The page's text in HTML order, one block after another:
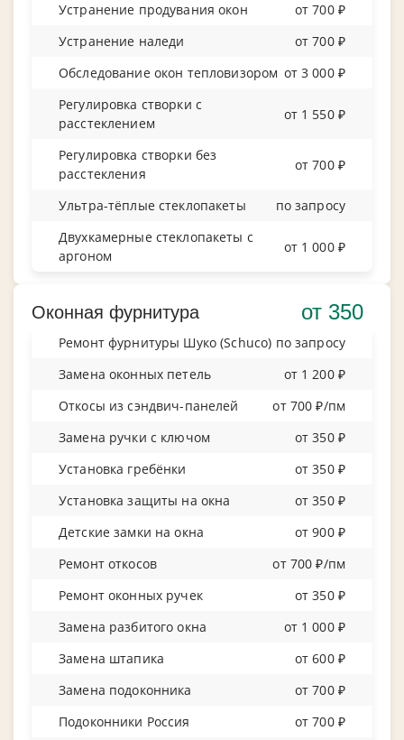
Устранение продувания окон
от 700 ₽
Устранение наледи
от 700 ₽
Обследование окон тепловизором от 3 000 ₽
Регулировка створки с
расстеклением
от 1 550 ₽
Регулировка створки без
расстекления
от 700 ₽
Ультра-тёплые стеклопакеты
по запросу
Двухкамерные стеклопакеты с
аргоном
от 1 000 ₽
Оконная фурнитура от 350
Ремонт фурнитуры Шуко (Schuco) по запросу
Замена оконных петель
от 1 200 ₽
Откосы из сэндвич-панелей
от 700 ₽/пм
Замена ручки с ключом
от 350 ₽
Установка гребёнки
от 350 ₽
Установка защиты на окна
от 350 ₽
Детские замки на окна
от 900 ₽
Ремонт откосов
от 700 ₽/пм
Ремонт оконных ручек
от 350 ₽
Замена разбитого окна
от 1 000 ₽
Замена штапика
от 600 ₽
Замена подоконника
от 700 ₽
Подоконники Россия
от 700 ₽